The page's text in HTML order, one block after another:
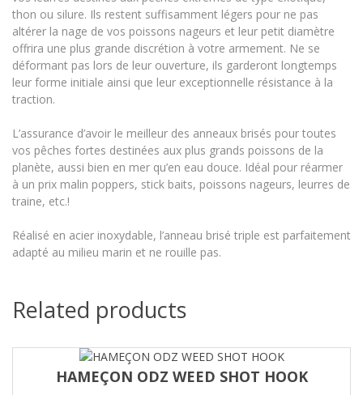
thon ou silure. Ils restent suffisamment légers pour ne pas
altérer la nage de vos poissons nageurs et leur petit diamètre
offrira une plus grande discrétion à votre armement. Ne se
déformant pas lors de leur ouverture, ils garderont longtemps
leur forme initiale ainsi que leur exceptionnelle résistance à la
traction.
L’assurance d’avoir le meilleur des anneaux brisés pour toutes
vos pêches fortes destinées aux plus grands poissons de la
planète, aussi bien en mer qu’en eau douce. Idéal pour réarmer
à un prix malin poppers, stick baits, poissons nageurs, leurres de
traine, etc.!
Réalisé en acier inoxydable, l’anneau brisé triple est parfaitement
adapté au milieu marin et ne rouille pas.
Related products
HAMEÇON ODZ WEED SHOT HOOK